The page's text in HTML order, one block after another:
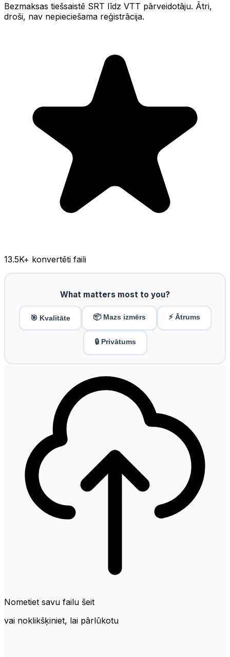
Bezmaksas tiešsaistē SRT līdz VTT pārveidotāju. Ātri,
droši, nav nepieciešama reģistrācija.
13.5K+ konvertēti faili
What matters most to you?
🎯 Kvalitāte 📦 Mazs izmērs ⚡ Ātrums
🔒 Privātums
Nometiet savu failu šeit
vai noklikšķiniet, lai pārlūkotu